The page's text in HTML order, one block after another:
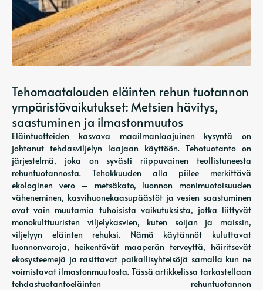
Tehomaatalouden eläinten rehun tuotannon
ympäristövaikutukset: Metsien hävitys,
saastuminen ja ilmastonmuutos
Eläintuotteiden kasvava maailmanlaajuinen kysyntä on
johtanut tehdasviljelyn laajaan käyttöön. Tehotuotanto on
järjestelmä, joka on syvästi riippuvainen teollistuneesta
rehuntuotannosta. Tehokkuuden alla piilee merkittävä
ekologinen vero – metsäkato, luonnon monimuotoisuuden
väheneminen, kasvihuonekaasupäästöt ja vesien saastuminen
ovat vain muutamia tuhoisista vaikutuksista, jotka liittyvät
monokulttuuristen viljelykasvien, kuten soijan ja maissin,
viljelyyn eläinten rehuksi. Nämä käytännöt kuluttavat
luonnonvaroja, heikentävät maaperän terveyttä, häiritsevät
ekosysteemejä ja rasittavat paikallisyhteisöjä samalla kun ne
voimistavat ilmastonmuutosta. Tässä artikkelissa tarkastellaan
tehdastuotantoeläinten rehuntuotannon